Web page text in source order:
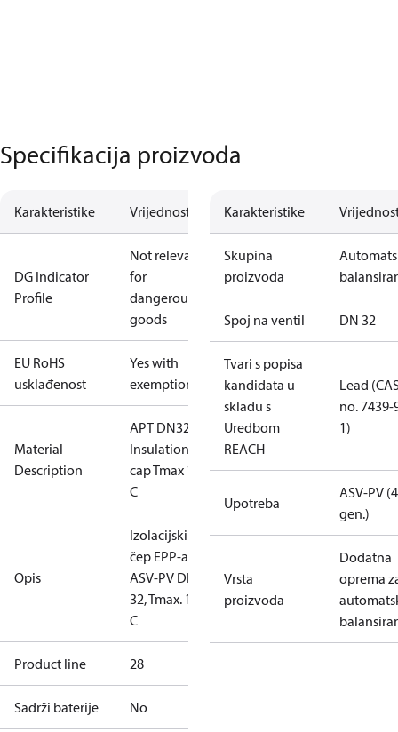
Specifikacija proizvoda
Karakteristike Vrijednost
DG Indicator
Profile
Not relevant
for
dangerous
goods
EU RoHS
usklađenost
Yes with
exemptions
Material
Description
APT DN32
Insulation
cap Tmax 120
C
Opis
Izolacijski
čep EPP-a za
ASV-PV DN
32, Tmax. 120
C
Product line 28
Sadrži baterije No
Karakteristike
Skupina
proizvoda
Spoj na ventil DN 32
Tvari s popisa
kandidata u
skladu s
Uredbom
REACH
Lead
no. 7439-
1)
Upotreba
ASV-PV
gen.)
Vrsta
proizvoda
Dodatna
oprema